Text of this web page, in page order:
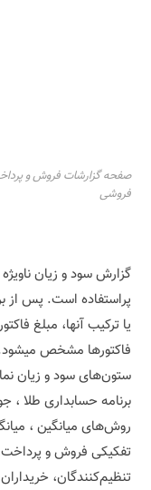
صفحه گزارشات فروش و
فروشی
گزارش سود و زیان
پراستفاده است. پس از
یا ترکیب آنها، مبلغ
فاکتورها مشخص
ستون‌های سود و زیان
برنامه حسابداری طلا
تفکیکی فروش و
تنظیم‌کنندگان،